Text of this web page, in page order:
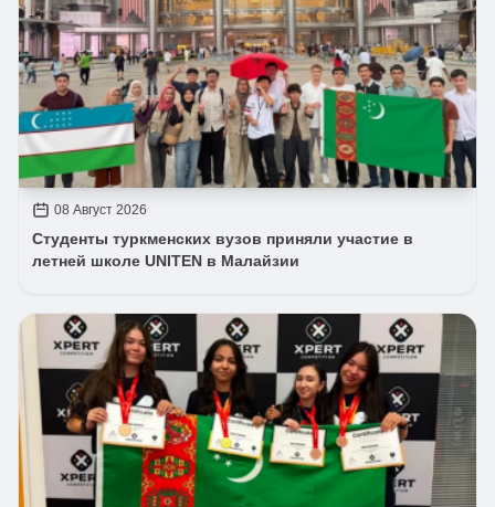
08 Август 2026
Студенты туркменских вузов приняли участие в
летней школе UNITEN в Малайзии